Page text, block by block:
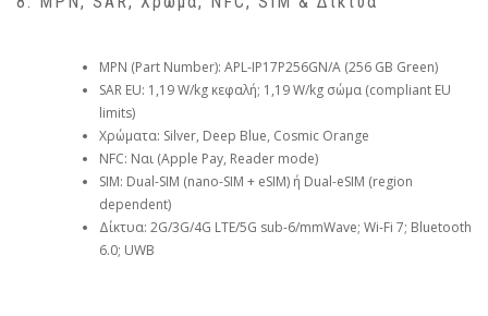
MPN (Part Number): APL-IP17P256GN/A (256 GB Green)
SAR EU: 1,19 W/kg κεφαλή; 1,19 W/kg σώμα (compliant EU
limits)
Χρώματα: Silver, Deep Blue, Cosmic Orange
NFC: Ναι (Apple Pay, Reader mode)
SIM: Dual-SIM (nano-SIM + eSIM) ή Dual-eSIM (region
dependent)
Δίκτυα: 2G/3G/4G LTE/5G sub-6/mmWave; Wi-Fi 7; Bluetooth
6.0; UWB